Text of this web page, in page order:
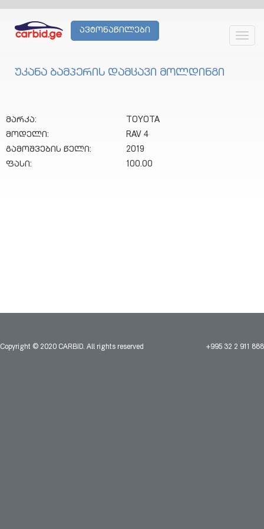
ავტონაწილები
უკანა ბამპერის დამცავი მოლდინგი
მარკა:
TOYOTA
მოდელი:
RAV 4
გამოშვების წელი:
2019
ფასი:
100.00
Copyright © 2020 CARBID. All rights reserved +995 32 2 911 888